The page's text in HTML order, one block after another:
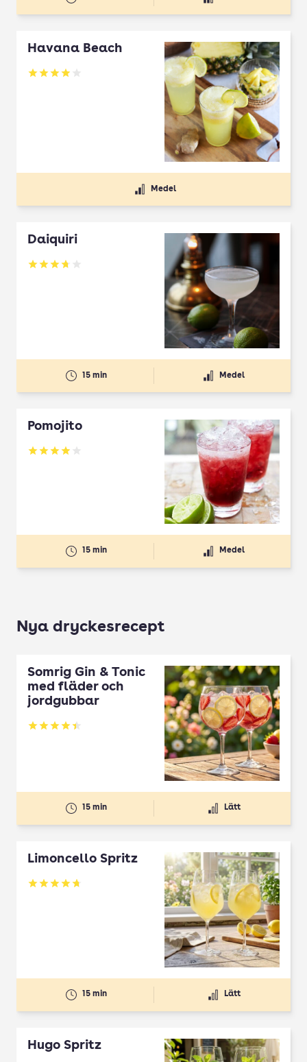
Havana Beach
Betyg: 3.93 av 5
Medel
Daiquiri
Betyg: 3.7 av 5
15 min Medel
Pomojito
Betyg: 3.92 av 5
15 min Medel
Nya dryckesrecept
Somrig Gin & Tonic
med fläder och
jordgubbar
Betyg: 4.45 av 5
15 min Lätt
Limoncello Spritz
Betyg: 4.7 av 5
15 min Lätt
Hugo Spritz